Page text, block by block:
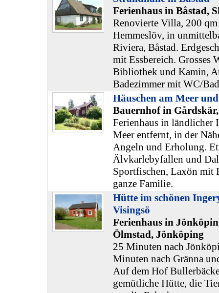
Ferienhaus in Båstad,
Renovierte Villa, 200
Hemmeslöv, in
Riviera, Båstad.
mit Essbereich. Grosses
Bibliothek und Kamin,
Badezimmer mit WC/
Häuschen am Meer
Bauernhof in
Ferienhaus in ländlicher
Meer entfernt, in der
Angeln und Erholung.
Älvkarlebyfallen und
Sportfischen, Laxön mit
ganze Familie.
Hütte im schönen
Visingsö
Ferienhaus in
Ölmstad, Jönköping
25 Minuten nach
Minuten nach Gränna
Auf dem Hof
gemütliche Hütte, die